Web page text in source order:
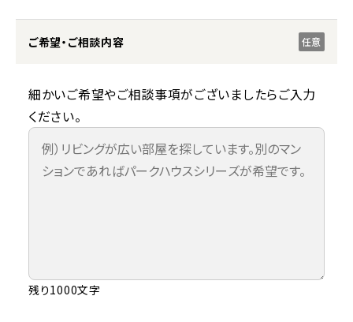
ご希望・ご相談内容 任意
細かいご希望やご相談事項がございましたらご入力
ください。
残り1000文字